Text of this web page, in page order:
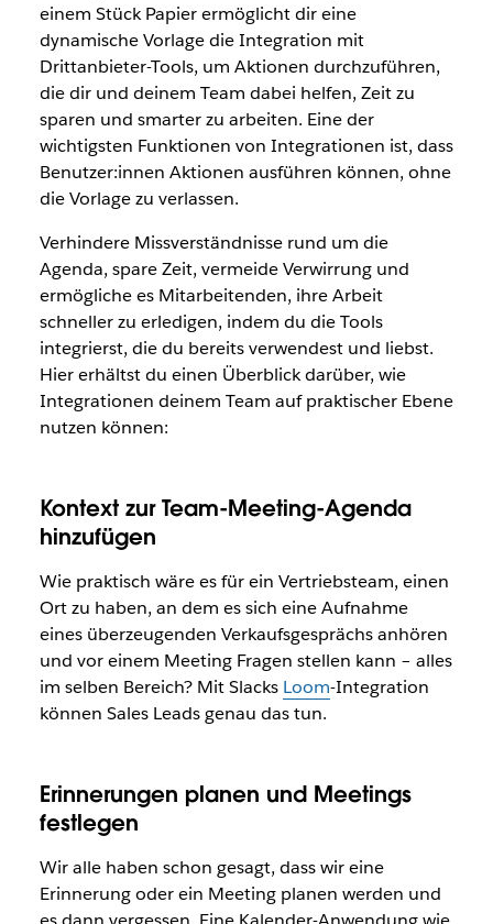
einem Stück Papier ermöglicht dir eine
dynamische Vorlage die Integration mit
Drittanbieter-Tools, um Aktionen durchzuführen,
die dir und deinem Team dabei helfen, Zeit zu
sparen und smarter zu arbeiten. Eine der
wichtigsten Funktionen von Integrationen ist, dass
Benutzer:innen Aktionen ausführen können, ohne
die Vorlage zu verlassen.
Verhindere Missverständnisse rund um die
Agenda, spare Zeit, vermeide Verwirrung und
ermögliche es Mitarbeitenden, ihre Arbeit
schneller zu erledigen, indem du die Tools
integrierst, die du bereits verwendest und liebst.
Hier erhältst du einen Überblick darüber, wie
Integrationen deinem Team auf praktischer Ebene
nutzen können:
Kontext zur Team-Meeting-Agenda
hinzufügen
Wie praktisch wäre es für ein Vertriebsteam, einen
Ort zu haben, an dem es sich eine Aufnahme
eines überzeugenden Verkaufsgesprächs anhören
und vor einem Meeting Fragen stellen kann – alles
im selben Bereich? Mit Slacks Loom-Integration
können Sales Leads genau das tun.
Erinnerungen planen und Meetings
festlegen
Wir alle haben schon gesagt, dass wir eine
Erinnerung oder ein Meeting planen werden und